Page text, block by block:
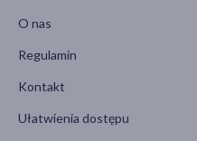
O nas
Regulamin
Kontakt
Ułatwienia dostępu